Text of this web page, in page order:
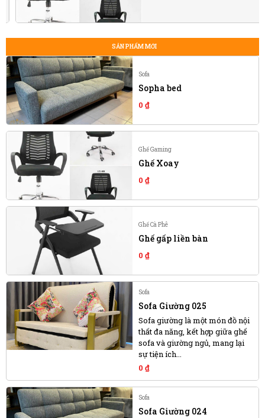
SẢN PHẨM MỚI
Sofa
Sopha bed
0 ₫
Ghế Gaming
Ghế Xoay
0 ₫
Ghế Cà Phê
Ghế gấp liền bàn
0 ₫
Sofa
Sofa Giường 025
Sofa giường là một món đồ nội
thất đa năng, kết hợp giữa ghế
sofa và giường ngủ, mang lại
sự tiện ích...
0 ₫
Sofa
Sofa Giường 024